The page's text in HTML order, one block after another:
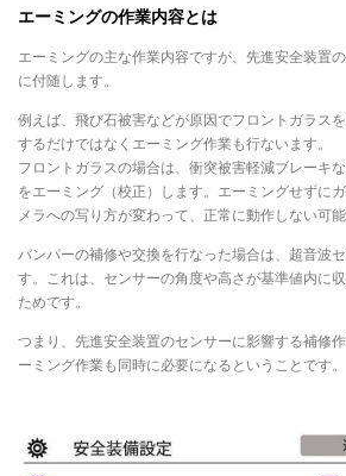
エーミングの作業内容とは
エーミングの主な作業内容ですが、先進安全装置
に付随します。
例えば、飛び石被害などが原因でフロントガラス
するだけではなくエーミング作業も行ないます。
フロントガラスの場合は、衝突被害軽減ブレーキ
をエーミング（校正）します。エーミングせずに
メラへの写り方が変わって、正常に動作しない可能
バンパーの補修や交換を行なった場合は、超音波
す。これは、センサーの角度や高さが基準値内に
ためです。
つまり、先進安全装置のセンサーに影響する補修
ーミング作業も同時に必要になるということです。